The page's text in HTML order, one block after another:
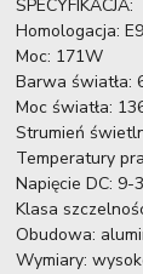
SPECYFIKACJA:
Homologacja:
Moc: 171W
Barwa światła:
Moc światła:
Strumień
Temperatury
Napięcie DC: 9-
Klasa
Obudowa:
Wymiary: